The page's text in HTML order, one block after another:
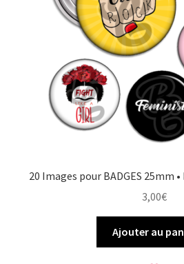
20 Images pour BADGES 25mm
3,00€
Ajouter au